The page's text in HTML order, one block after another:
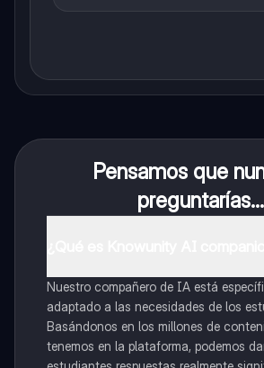
Pensamos que
preguntarías...
Nuestro compañero de IA está
adaptado a las necesidades de los
Basándonos en los millones de
tenemos en la plataforma, podemos